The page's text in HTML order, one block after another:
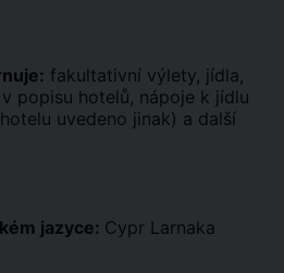
fakultativní výlety, jídla,
popisu hotelů, nápoje k jídlu
uvedeno jinak) a další
jazyce: Cypr Larnaka